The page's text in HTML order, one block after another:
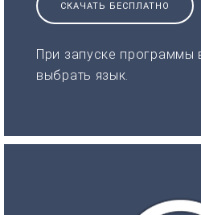
СКАЧАТЬ БЕСПЛАТНО
При запуске программы
выбрать язык.